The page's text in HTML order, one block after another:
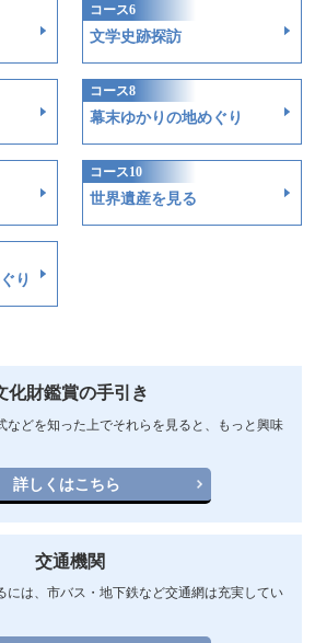
コース6
文学史跡探訪
コース8
幕末ゆかりの地めぐり
コース10
世界遺産を見る
り
化財鑑賞の手引き
などを知った上でそれらを見ると、もっと興味
詳しくはこちら
交通機関
には、市バス・地下鉄など交通網は充実してい